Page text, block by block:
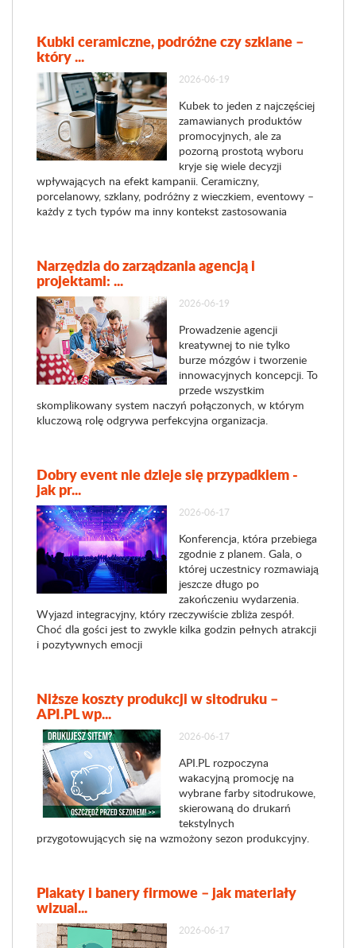
Kubki ceramiczne, podróżne czy szklane –
który ...
2026-06-19
Kubek to jeden z najczęściej
zamawianych produktów
promocyjnych, ale za
pozorną prostotą wyboru
kryje się wiele decyzji
wpływających na efekt kampanii. Ceramiczny,
porcelanowy, szklany, podróżny z wieczkiem, eventowy –
każdy z tych typów ma inny kontekst zastosowania
Narzędzia do zarządzania agencją i
projektami: ...
2026-06-19
Prowadzenie agencji
kreatywnej to nie tylko
burze mózgów i tworzenie
innowacyjnych koncepcji. To
przede wszystkim
skomplikowany system naczyń połączonych, w którym
kluczową rolę odgrywa perfekcyjna organizacja.
Dobry event nie dzieje się przypadkiem -
jak pr...
2026-06-17
Konferencja, która przebiega
zgodnie z planem. Gala, o
której uczestnicy rozmawiają
jeszcze długo po
zakończeniu wydarzenia.
Wyjazd integracyjny, który rzeczywiście zbliża zespół.
Choć dla gości jest to zwykle kilka godzin pełnych atrakcji
i pozytywnych emocji
Niższe koszty produkcji w sitodruku –
API.PL wp...
2026-06-17
API.PL rozpoczyna
wakacyjną promocję na
wybrane farby sitodrukowe,
skierowaną do drukarń
tekstylnych
przygotowujących się na wzmożony sezon produkcyjny.
Plakaty i banery firmowe – jak materiały
wizual...
2026-06-17